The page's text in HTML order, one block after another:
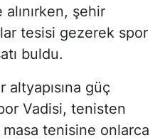
şehir
tesisi gezerek spor
buldu.
altyapısına güç
Vadisi, tenisten
tenisine onlarca